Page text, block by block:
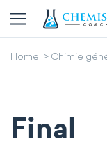
Home Chimie
Final